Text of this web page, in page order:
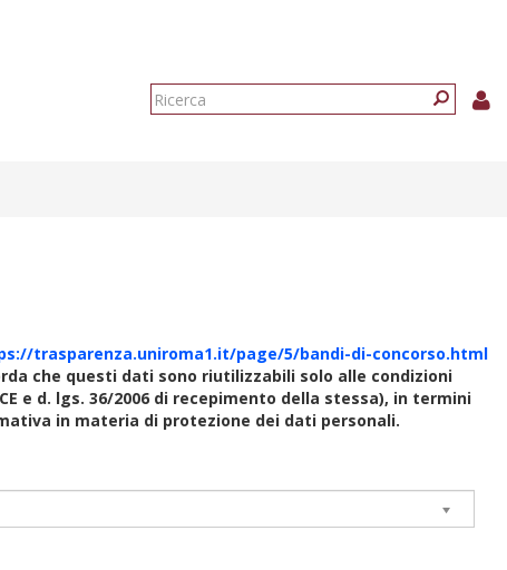
Form
trasparenza.uniroma1.it/page/5/bandi-di-concorso.html
che questi dati sono riutilizzabili solo alle condizioni
e d. lgs. 36/2006 di recepimento della stessa), in termini
in materia di protezione dei dati personali.